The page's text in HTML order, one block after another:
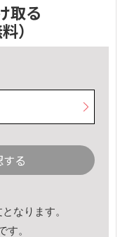
取る
）
る
なります。
す。